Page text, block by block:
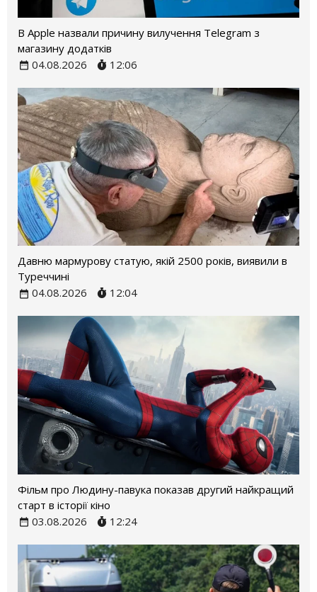
В Apple назвали причину вилучення Telegram з
магазину додатків
04.08.2026
12:06
Давню мармурову статую, якій 2500 років, виявили в
Туреччині
04.08.2026
12:04
Фільм про Людину-павука показав другий найкращий
старт в історії кіно
03.08.2026
12:24